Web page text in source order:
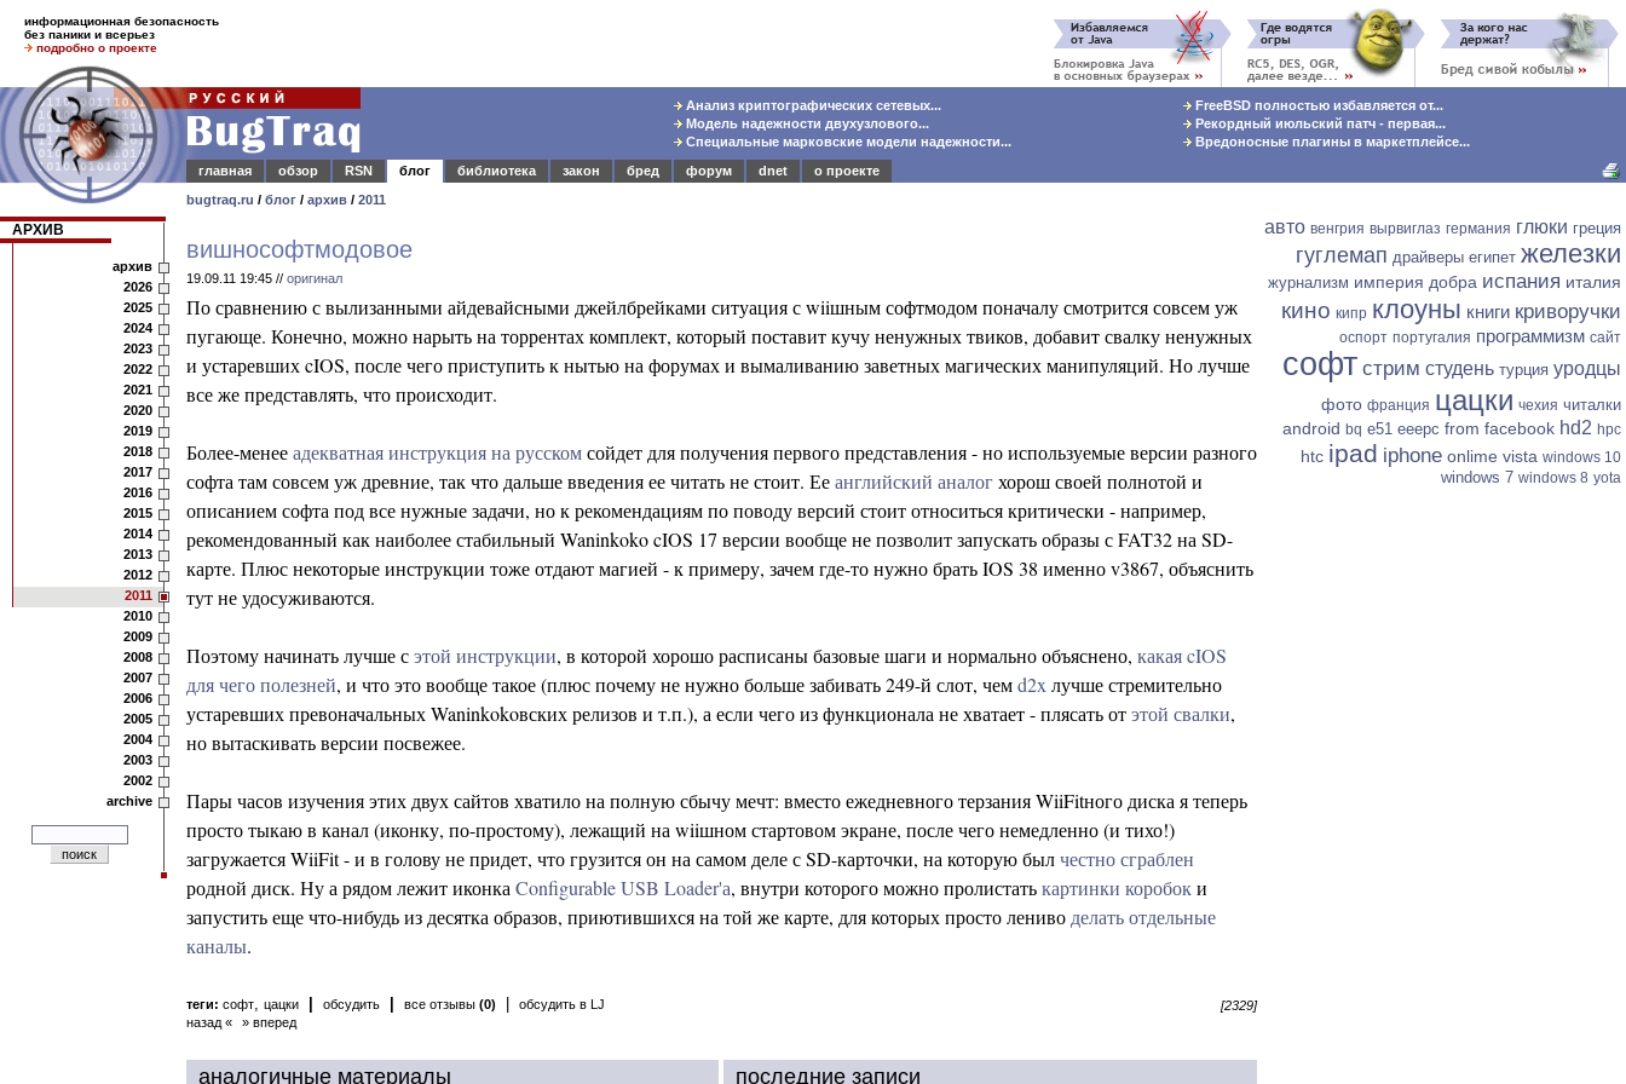
информационная безопасность
без паники и всерьез
подробно о проекте
Анализ криптографических сетевых...
Модель надежности двухузлового...
Специальные марковские модели надежности...
FreeBSD полностью избавляется от...
Рекордный июльский патч - первая...
Вредоносные плагины в маркетплейсе...
главная
обзор RSN блог библиотека закон бред форум dnet
о проекте
bugtraq.ru / блог / архив / 2011
АРХИВ
архив
2026
2025
2024
2023
2022
2021
2020
2019
2018
2017
2016
2015
2014
2013
2012
2011
2010
2009
2008
2007
2006
2005
2004
2003
2002
archive
вишнософтмодовое
19.09.11 19:45 // оригинал
По сравнению с вылизанными айдевайсными джейлбрейками ситуация с wiiшным софтмодом поначалу смотрится совсем уж
пугающе. Конечно, можно нарыть на торрентах комплект, который поставит кучу ненужных твиков, добавит свалку ненужных
и устаревших cIOS, после чего приступить к нытью на форумах и вымаливанию заветных магических манипуляций. Но лучше
все же представлять, что происходит.
Более-менееадекватная инструкция на русскомсойдет для получения первого представления - но используемые версии разного
софта там совсем уж древние, так что дальше введения ее читать не стоит. Ееанглийский аналогхорош своей полнотой и
описанием софта под все нужные задачи, но к рекомендациям по поводу версий стоит относиться критически - например,
рекомендованный как наиболее стабильный Waninkoko cIOS 17 версии вообще не позволит запускать образы с FAT32 на SD-
карте. Плюс некоторые инструкции тоже отдают магией - к примеру, зачем где-то нужно брать IOS 38 именно v3867, объяснить
тут не удосуживаются.
Поэтому начинать лучше сэтой инструкции, в которой хорошо расписаны базовые шаги и нормально объяснено, какая cIOS
для чего полезней, и что это вообще такое (плюс почему не нужно больше забивать 249-й слот, чемd2x лучше стремительно
устаревших превоначальных Waninkokoвских релизов и т.п.), а если чего из функционала не хватает - плясать отэтой свалки,
но вытаскивать версии посвежее.
Пары часов изучения этих двух сайтов хватило на полную сбычу мечт: вместо ежедневного терзания WiiFitного диска я теперь
просто тыкаю в канал (иконку, по-простому), лежащий на wiiшном стартовом экране, после чего немедленно (и тихо!)
загружается WiiFit - и в голову не придет, что грузится он на самом деле с SD-карточки, на которую былчестно сграблен
родной диск. Ну а рядом лежит иконка Configurable USB Loader'а, внутри которого можно пролистатькартинки коробоки
запустить еще что-нибудь из десятка образов, приютившихся на той же карте, для которых просто лениво делать отдельные
каналы.
теги: софт, цацки обсудить все отзывы (0) обсудить в LJ
[2329]
назад «
» вперед
аналогичные материалы последние записи
авто венгрия вырвиглаз германия глюки греция
гуглемап драйверы египет железки
журнализм империя добра испания италия
кино кипр клоуны книги криворучки
оспорт португалия программизм сайт
софт стрим студень турция уродцы
фото франция цацки чехия читалки
android bq e51 eeepc from facebook hd2 hpc
htc ipad iphone onlime vista windows 10
windows 7 windows 8 yota